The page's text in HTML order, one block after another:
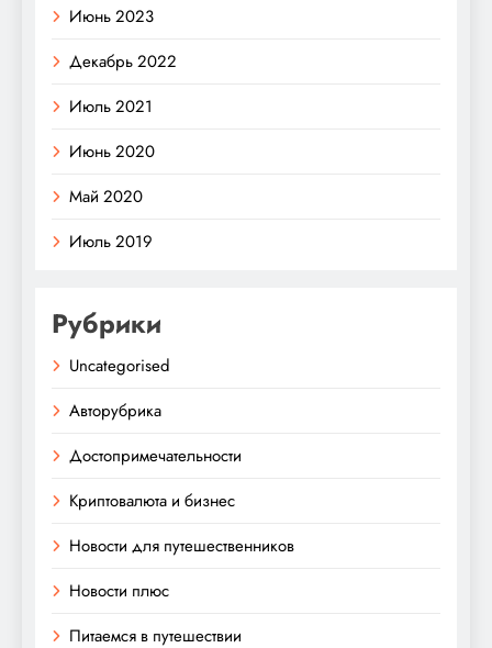
Июнь 2023
Декабрь 2022
Июль 2021
Июнь 2020
Май 2020
Июль 2019
Рубрики
Uncategorised
Авторубрика
Достопримечательности
Криптовалюта и бизнес
Новости для путешественников
Новости плюс
Питаемся в путешествии